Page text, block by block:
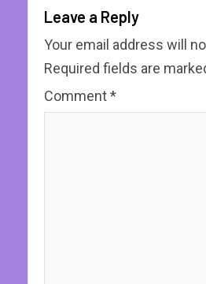
Leave a Reply
Your email address will
Required fields are
Comment*